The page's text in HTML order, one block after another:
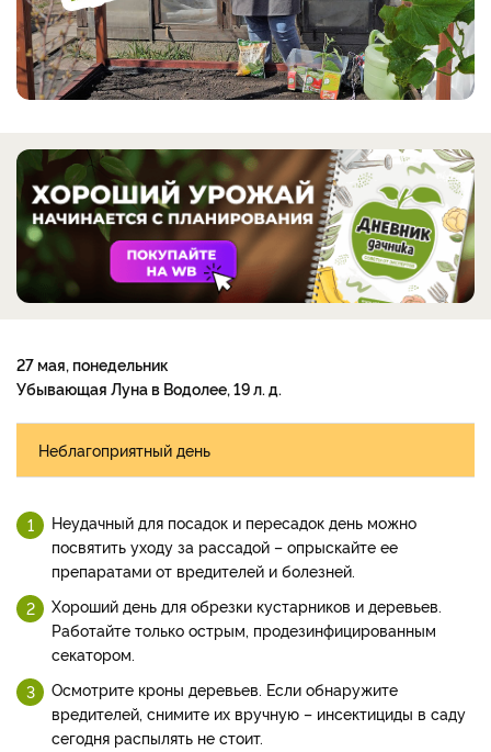
27 мая, понедельник
Убывающая Луна в Водолее, 19 л. д.
Неблагоприятный день
Неудачный для посадок и пересадок день можно
посвятить уходу за рассадой – опрыскайте ее
препаратами от вредителей и болезней.
Хороший день для обрезки кустарников и деревьев.
Работайте только острым, продезинфицированным
секатором.
Осмотрите кроны деревьев. Если обнаружите
вредителей, снимите их вручную – инсектициды в саду
сегодня распылять не стоит.